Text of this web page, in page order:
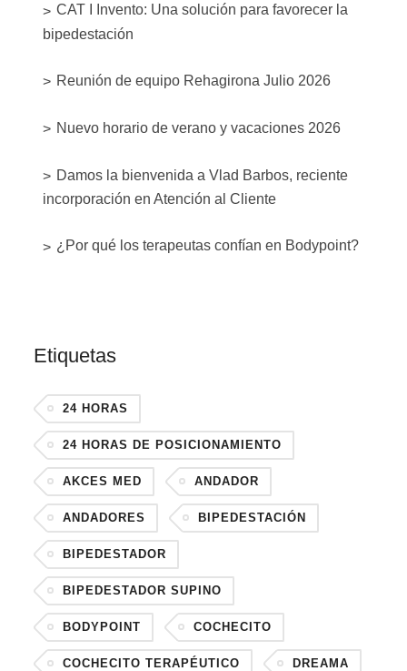
CAT I Invento: Una solución para favorecer la
bipedestación
Reunión de equipo Rehagirona Julio 2026
Nuevo horario de verano y vacaciones 2026
Damos la bienvenida a Vlad Barbos, reciente
incorporación en Atención al Cliente
¿Por qué los terapeutas confían en Bodypoint?
Etiquetas
24 HORAS
24 HORAS DE POSICIONAMIENTO
AKCES MED ANDADOR
ANDADORES BIPEDESTACIÓN
BIPEDESTADOR
BIPEDESTADOR SUPINO
BODYPOINT COCHECITO
COCHECITO TERAPÉUTICO DREAMA